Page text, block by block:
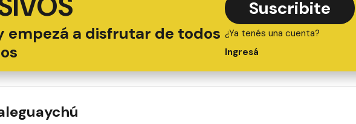
empezá a disfrutar de todos
Suscribite
¿Ya tenés una cuenta?
Ingresá